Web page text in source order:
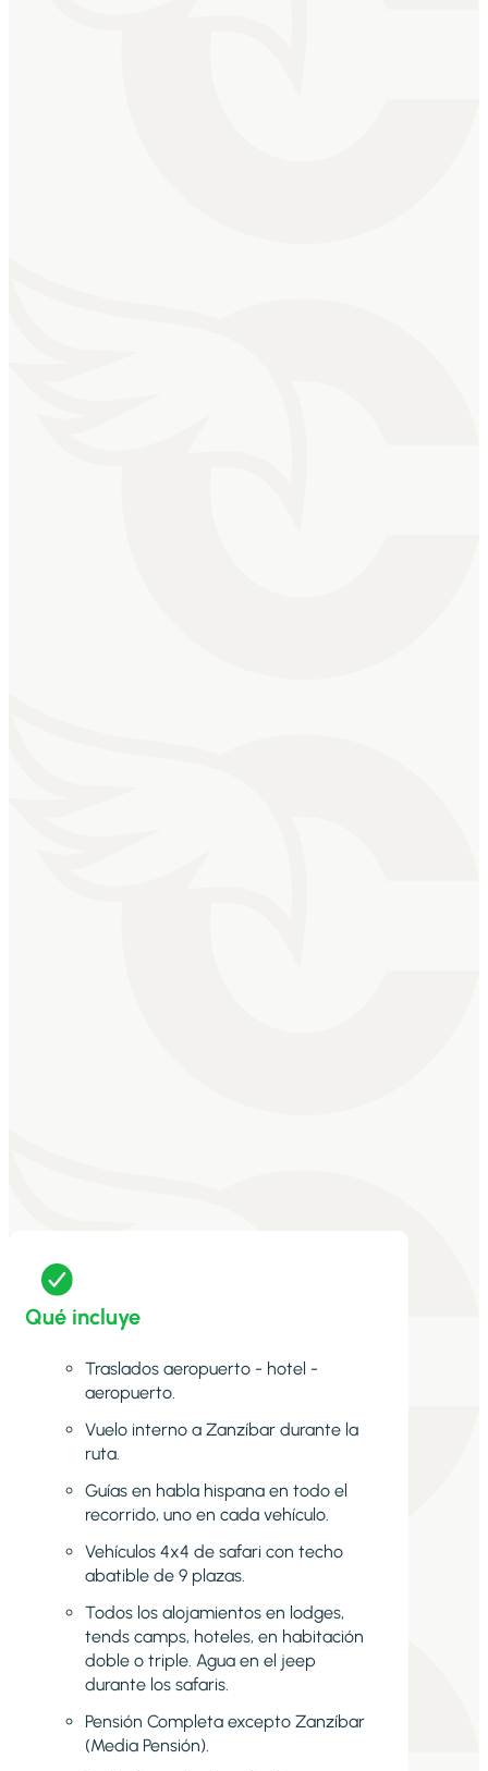
Qué incluye
Traslados aeropuerto - hotel -
aeropuerto.
Vuelo interno a Zanzíbar durante la
ruta.
Guías en habla hispana en todo el
recorrido, uno en cada vehículo.
Vehículos 4x4 de safari con techo
abatible de 9 plazas.
Todos los alojamientos en lodges,
tends camps, hoteles, en habitación
doble o triple. Agua en el jeep
durante los safaris.
Pensión Completa excepto Zanzíbar
(Media Pensión).